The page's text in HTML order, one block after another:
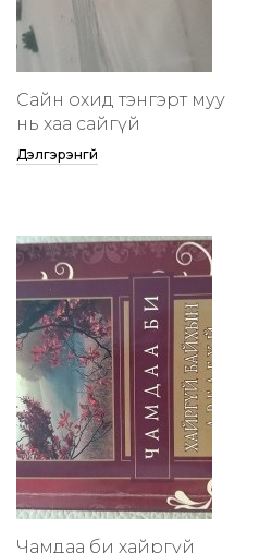
Сайн охид тэнгэрт муу
нь хаа сайгүй
Дэлгэрэнгүй
Чамдаа би хайргүй